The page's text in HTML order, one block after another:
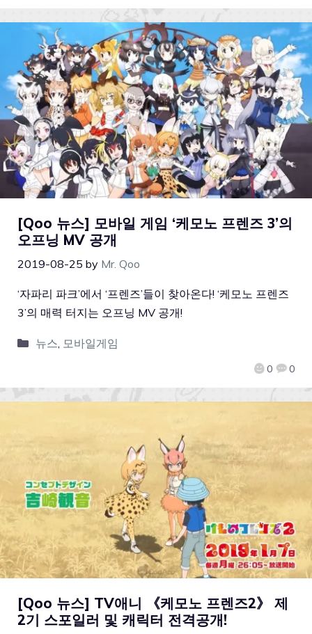
[Qoo 뉴스] 모바일 게임 ‘케모노 프렌즈 3’의
오프닝 MV 공개
2019-08-25 by Mr. Qoo
0 0
‘자파리 파크’에서 ‘프렌즈’들이 찾아온다! ‘케모노 프렌즈
3’의 매력 터지는 오프닝 MV 공개!
뉴스, 모바일게임
[Qoo 뉴스] TV애니 《케모노 프렌즈2》 제
2기 스포일러 및 캐릭터 전격공개!